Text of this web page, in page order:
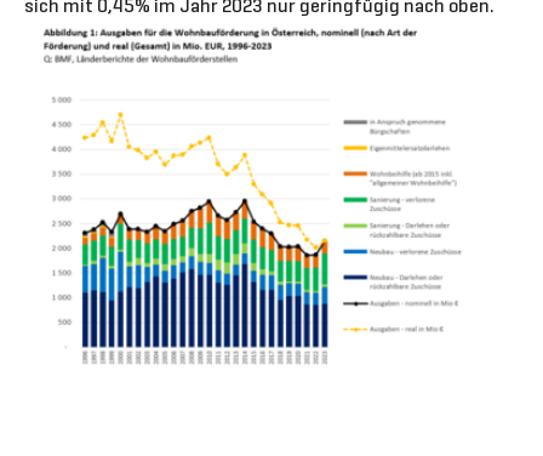
sich mit 0,45% im Jahr 2023 nur geringfügig nach oben.